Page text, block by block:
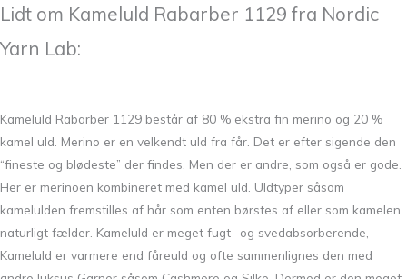
Lidt om Kameluld Rabarber 1129 fra Nordic
Yarn Lab:
Kameluld Rabarber 1129 består af 80 % ekstra fin merino og 20 %
kamel uld. Merino er en velkendt uld fra får. Det er efter sigende den
“fineste og blødeste” der findes. Men der er andre, som også er gode.
Her er merinoen kombineret med kamel uld. Uldtyper såsom
kamelulden fremstilles af hår som enten børstes af eller som kamelen
naturligt fælder. Kameluld er meget fugt- og svedabsorberende,
Kameluld er varmere end fåreuld og ofte sammenlignes den med